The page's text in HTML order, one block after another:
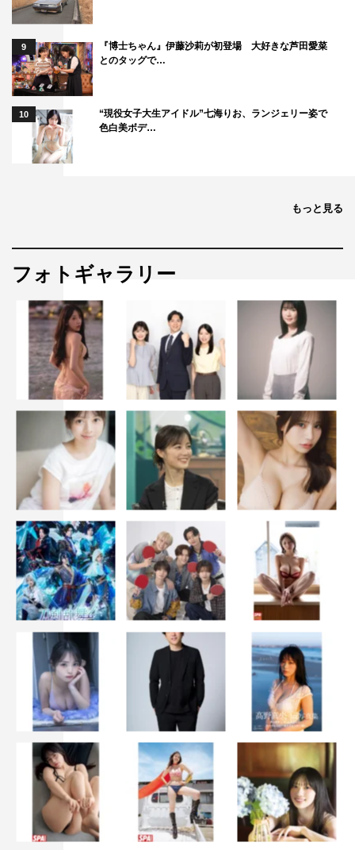
9
『博士ちゃん』伊藤沙莉が初登場 大好きな芦田愛菜
とのタッグで…
10
“現役女子大生アイドル”七海りお、ランジェリー姿で
色白美ボデ…
もっと見る
フォトギャラリー